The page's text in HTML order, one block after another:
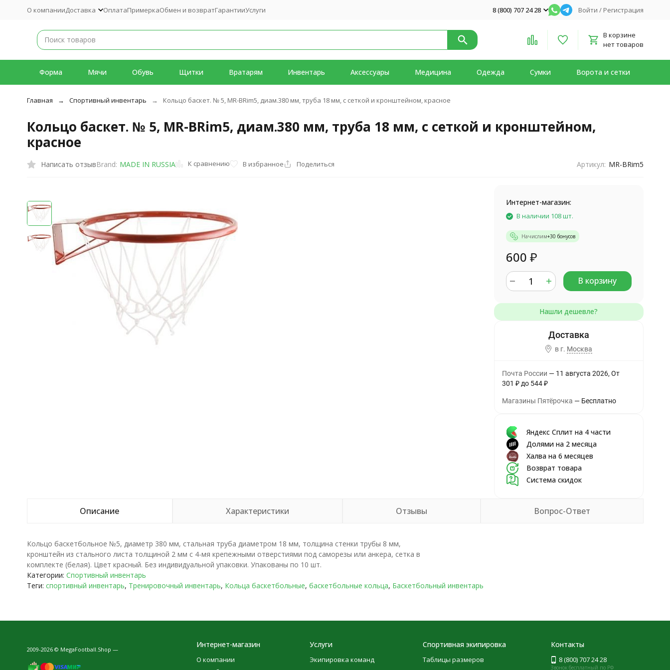
О компанииДоставка ОплатаПримеркаОбмен и возвратГарантииУслуги 8 (800) 707 24 28 Войти / Регистрация
В корзине
нет товаров
Форма Мячи Обувь Щитки Вратарям Инвентарь Аксессуары Медицина Одежда Сумки Ворота и сетки
Главная Спортивный инвентарь Кольцо баскет. № 5, MR-BRim5, диам.380 мм, труба 18 мм, с сеткой и кронштейном, красное
Кольцо баскет. № 5, MR-BRim5, диам.380 мм, труба 18 мм, с сеткой и кронштейном,
красное
Написать отзывBrand: MADE IN RUSSIA К сравнению В избранное Поделиться Артикул: MR-BRim5
Интернет-магазин:
В наличии 108 шт.
Начислим+30 бонусов
600 ₽
В корзину
в г. Москва
Почта России 11 августа 2026 От
301 ₽ до 544₽
Магазины Пятёрочка Бесплатно
Яндекс Сплит на 4 части
Долями на 2 месяца
Халва на 6 месяцев
Возврат товара
Система скидок
Описание Характеристики Отзывы Вопрос-Ответ
Кольцо баскетбольное №5, диаметр 380 мм, стальная труба диаметром 18 мм, толщина стенки трубы 8 мм,
кронштейн из стального листа толщиной 2 мм с 4-мя крепежными отверстиями под саморезы или анкера, сетка в
комплекте (белая). Цвет красный. Без индивидуальной упаковки. Упакованы по 10 шт.
Категории: Спортивный инвентарь
Теги: спортивный инвентарь, Тренировочный инвентарь, Кольца баскетбольные, баскетбольные кольца, Баскетбольный инвентарь
2009-2026 © MegaFootball.Shop —
Интернет-магазин
О компании
Услуги
Экипировка команд
Спортивная экипировка
Таблицы размеров
Контакты
8 (800) 707 24 28
Звонок бесплатный по РФ